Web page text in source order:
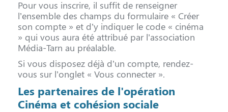
Pour vous inscrire, il suffit de renseigner
l’ensemble des champs du formulaire « Créer
son compte » et d’y indiquer le code « cinéma
» qui vous aura été attribué par l’association
Média-Tarn au préalable.
Si vous disposez déjà d’un compte, rendez-
vous sur l’onglet « Vous connecter ».
Les partenaires de l'opération
Cinéma et cohésion sociale